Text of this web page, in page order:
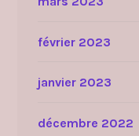
février 2023
janvier 2023
décembre 2022